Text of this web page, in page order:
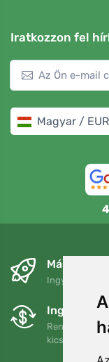
Iratkozzon fel
Magyar / EUR
Másnapra
Ingyenes
Ingyenes
Rendelését
kicserélheti.